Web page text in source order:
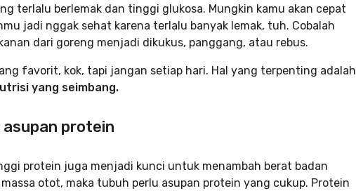
terlalu berlemak dan tinggi glukosa. Mungkin kamu akan cepat
jadi nggak sehat karena terlalu banyak lemak, tuh. Cobalah
dari goreng menjadi dikukus, panggang, atau rebus.
favorit, kok, tapi jangan setiap hari. Hal yang terpenting adalah
yang seimbang.
protein
protein juga menjadi kunci untuk menambah berat badan
otot, maka tubuh perlu asupan protein yang cukup. Protein